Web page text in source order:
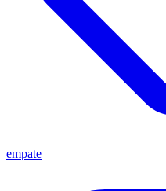
empate